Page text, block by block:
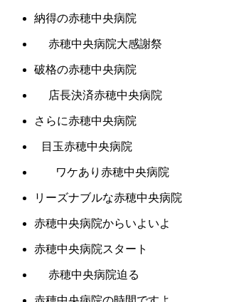
納得の赤穂中央病院
赤穂中央病院大感謝祭
破格の赤穂中央病院
店長決済赤穂中央病院
さらに赤穂中央病院
目玉赤穂中央病院
ワケあり赤穂中央病院
リーズナブルな赤穂中央病院
赤穂中央病院からいよいよ
赤穂中央病院スタート
赤穂中央病院迫る